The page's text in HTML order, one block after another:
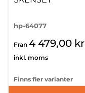
hp-64077
Från 4 479,00 kr
inkl. moms
Finns fler varianter